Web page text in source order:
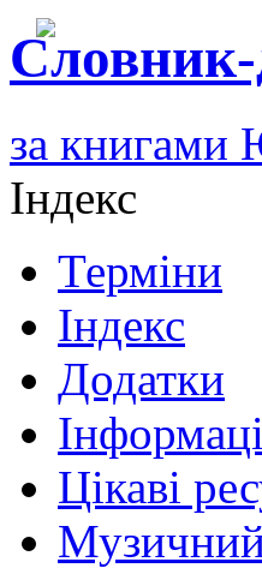
Словник-
за
Індекс
Терміни
Індекс
Додатки
Цікаві